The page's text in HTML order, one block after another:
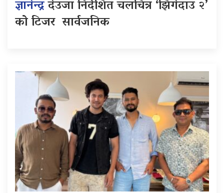
ज्ञानेन्द्रदेउजा निर्देशित चलचित्र ‘झिँगेदाउ २’
को टिजर सार्वजनिक